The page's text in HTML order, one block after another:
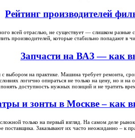
Рейтинг производителей
всей отраслью, не существует — слишком
производителей, которые стабильно попадают
Запчасти на ВАЗ — как
с выбором на практике. Машина требует ремонта,
логично опираться не только на цену, но и
доступность нужных позиций и не тратить
и зонты в Москве – как
только на первый взгляд. На самом деле
Заказывают их часто неожиданно – к